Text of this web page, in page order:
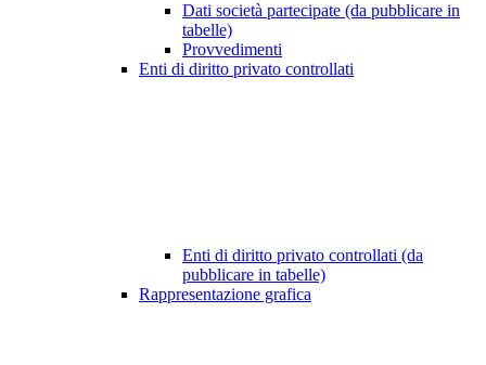
Dati società partecipate (da pubblicare in
tabelle)
Provvedimenti
Enti di diritto privato controllati
Enti di diritto privato controllati (da
pubblicare in tabelle)
Rappresentazione grafica